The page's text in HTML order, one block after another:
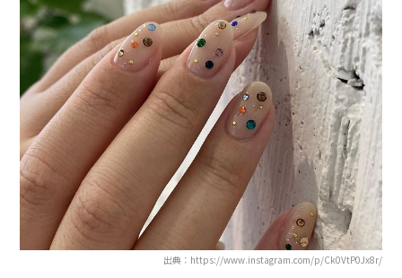
出典：https://www.instagram.com/p/Ck0VtP0Jx8r/